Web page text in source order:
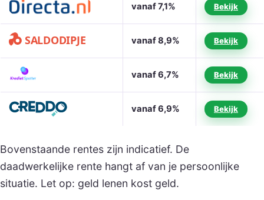
vanaf 7,1% Bekijk
vanaf 8,9% Bekijk
vanaf 6,7% Bekijk
vanaf 6,9% Bekijk
Bovenstaande rentes zijn indicatief. De
daadwerkelijke rente hangt af van je persoonlijke
situatie. Let op: geld lenen kost geld.